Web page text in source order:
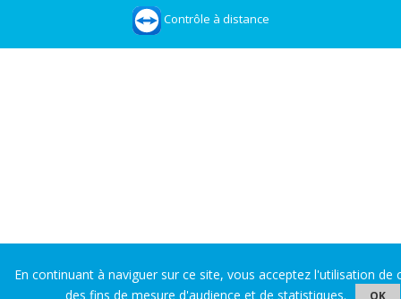
En continuant à naviguer sur ce site, vous acceptez l'utilisation de
des fins de mesure d'audience et de statistiques.
OK
Contrôle à distance